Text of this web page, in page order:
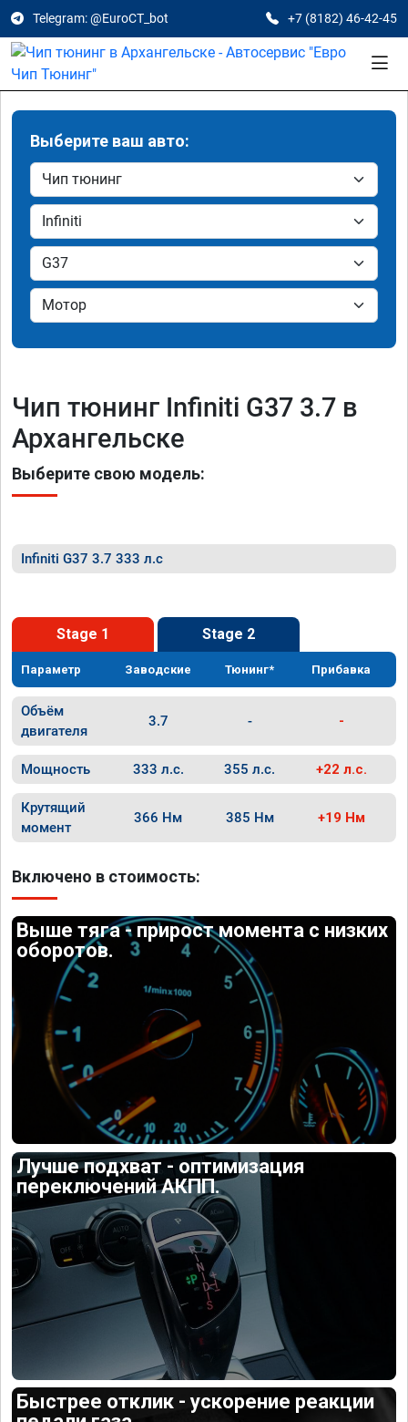
Telegram: @EuroCT_bot +7 (8182) 46-42-45
Выберите ваш авто:
Чип тюнинг Infiniti G37 3.7 в
Архангельске
Выберите свою модель:
Infiniti G37 3.7 333 л.с
Stage 1 Stage 2
Параметр Заводские Тюнинг* Прибавка
Объём
двигателя
3.7 - -
Мощность 333 л.с. 355 л.с. +22 л.с.
Крутящий
момент
366 Нм 385 Нм +19 Нм
Включено в стоимость:
Выше тяга - прирост момента с низких
оборотов.
Лучше подхват - оптимизация
переключений АКПП.
Быстрее отклик - ускорение реакции